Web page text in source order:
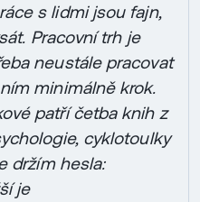
s lidmi jsou fajn,
Pracovní trh je
neustále pracovat
minimálně krok.
patří četba knih z
cyklotoulky
držím hesla:
je